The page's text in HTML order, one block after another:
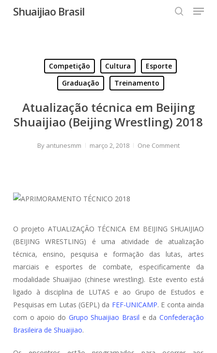
Shuaijiao Brasil Menu
Competição Cultura
Esporte
Graduação
Treinamento
Atualização técnica em Beijing
Shuaijiao (Beijing Wrestling) 2018
By antunesmm março 2, 2018 One Comment
O projeto ATUALIZAÇÃO TÉCNICA EM BEIJING SHUAIJIAO
(BEIJING WRESTLING) é uma atividade de atualização
técnica, ensino, pesquisa e formação das lutas, artes
marciais e esportes de combate, especificamente da
modalidade Shuaijiao (chinese wrestling). Este evento está
ligado à disciplina de LUTAS e ao Grupo de Estudos e
Pesquisas em Lutas (GEPL) da FEF-UNICAMP. E conta ainda
com o apoio do Grupo Shuaijiao Brasil e daConfederação
Brasileira de Shuaijiao.